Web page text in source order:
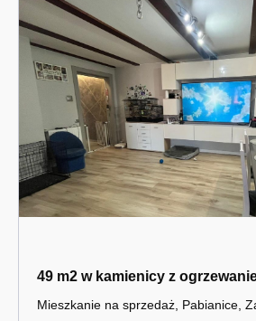
49 m2 w kamienicy z
Mieszkanie na sprzedaż, Pabianice,